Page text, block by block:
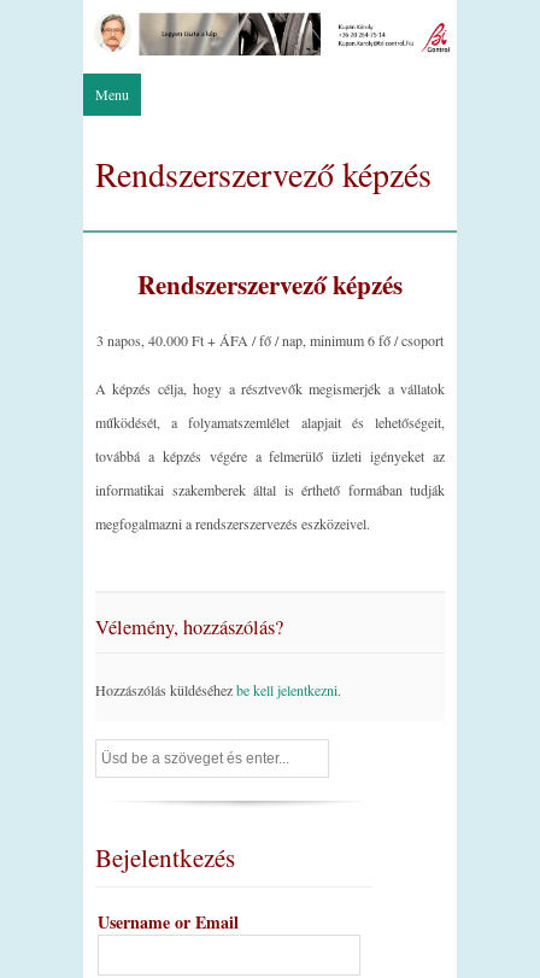
Menu
Rendszerszervező képzés
Rendszerszervező képzés
3 napos, 40.000 Ft + ÁFA / fő / nap, minimum 6 fő / csoport
A képzés célja, hogy a résztvevők megismerjék a vállatok
működését, a folyamatszemlélet alapjait és lehetőségeit,
továbbá a képzés végére a felmerülő üzleti igényeket az
informatikai szakemberek által is érthető formában tudják
megfogalmazni a rendszerszervezés eszközeivel.
Vélemény, hozzászólás?
Hozzászólás küldéséhezbe kell jelentkezni.
Bejelentkezés
Username or Email